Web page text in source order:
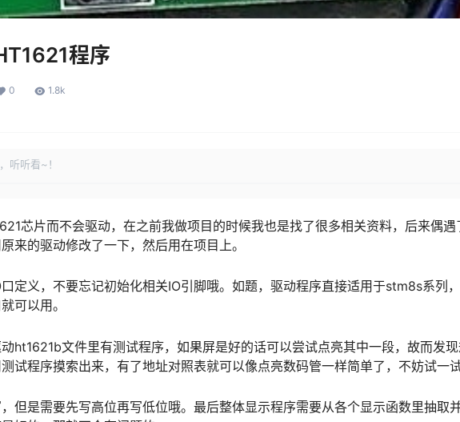
程序
0 1.8k
听听看~！
芯片而不会驱动，在之前我做项目的时候我也是找了很多相关资料，后来偶
来的驱动修改了一下，然后用在项目上。
定义，不要忘记初始化相关IO引脚哦。如题，驱动程序直接适用于stm8s系列
可以用。
ht1621b文件里有测试程序，如果屏是好的话可以尝试点亮其中一段，故而发
试程序摸索出来，有了地址对照表就可以像点亮数码管一样简单了，不妨试一试
但是需要先写高位再写低位哦。最后整体显示程序需要从各个显示函数里抽取